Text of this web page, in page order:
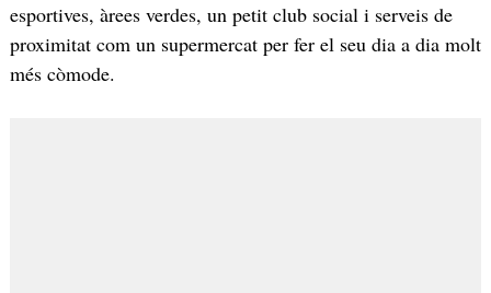
esportives, àrees verdes, un petit club social i serveis de
proximitat com un supermercat per fer el seu dia a dia molt
més còmode.